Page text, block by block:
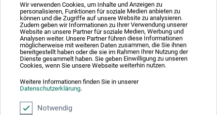
Wir verwenden Cookies, um Inhalte und Anzeigen zu
personalisieren, Funktionen für soziale Medien anbieten zu
können und die Zugriffe auf unsere Website zu analysieren.
Zudem geben wir Informationen zu Ihrer Verwendung unserer
Website an unsere Partner für soziale Medien, Werbung und
Analysen weiter. Unsere Partner führen diese Informationen
möglicherweise mit weiteren Daten zusammen, die Sie ihnen
bereitgestellt haben oder die sie im Rahmen Ihrer Nutzung der
Dienste gesammelt haben. Sie geben Einwilligung zu unseren
Cookies, wenn Sie unsere Webseite weiterhin nutzen.
Weitere Informationen finden Sie in unserer
Datenschutzerklärung.
Notwendig
CH-DE_Creartec_Fliesstalkum-
Formenpuder_CT60627_2019.pdf
Produktbewertungen (0)